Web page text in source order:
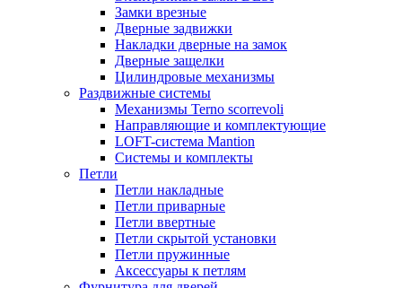
Замки врезные
Дверные задвижки
Накладки дверные на замок
Дверные защелки
Цилиндровые механизмы
Раздвижные системы
Механизмы Terno scorrevoli
Направляющие и комплектующие
LOFT-cистема Mantion
Системы и комплекты
Петли
Петли накладные
Петли приварные
Петли ввертные
Петли скрытой установки
Петли пружинные
Аксессуары к петлям